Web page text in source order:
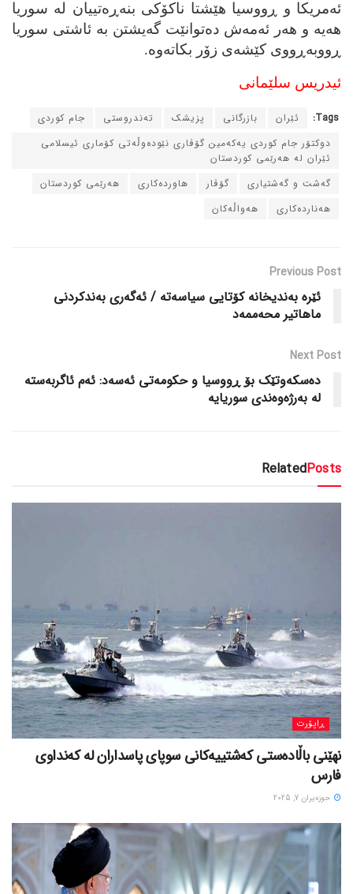
ئه‌مریکا و ڕووسیا هێشتا ناکۆکی بنه‌ڕه‌تییان له‌ سوریا
هه‌یه‌ و هه‌ر ئه‌مه‌ش ده‌توانێت گه‌یشتن به‌ ئاشتی سوریا
ڕووبه‌ڕووی کێشه‌ی زۆر بکاته‌وه‌.
ئیدریس سلێمانی
Tags: ئێران بازرگانی پزیشک ته‌ندروستی
جام کوردی
دوکتۆر جام کوردی یه‌که‌مین گۆڤاری نێوده‌وڵه‌تی کۆماری ئیسلامی
ئێران له‌ هه‌رێمی کوردستان
گه‌شت و گه‌شتیاری
گۆڤار هاورده‌کاری
هه‌رێمی کوردستان
هه‌نارده‌کاری
هه‌واڵه‌کان
Previous Post
ئێره‌ به‌ندیخانه‌ کۆتایی سیاسه‌ته‌ / ئه‌گه‌ری به‌ندکردنی
ماهاتیر محه‌ممه‌د
Next Post
ده‌سکه‌وتێک بۆ ڕووسیا و حکومه‌تی ئه‌سه‌د: ئه‌م ئاگربه‌سته‌
له‌ به‌رژه‌وه‌ندی سوریایه‌
RelatedPosts
ڕاپۆرت
نهێنی باڵادەستی کەشتییەکانی سوپای پاسداران لە کەنداوی
فارس
حوزه‌یران 7, 2025